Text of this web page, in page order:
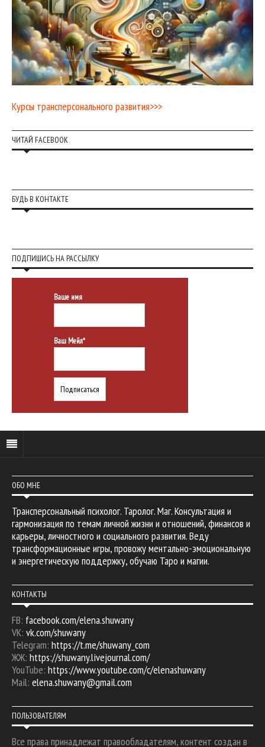
Курсы трансперсонального развития>>>
ЧИТАЙ FACEBOOK
БУДЬ В КОНТАКТЕ
ПОДПИШИСЬ НА РАССЫЛКУ
Ваше имя
Ваш Мейл*
ОБО МНЕ
Трансперсональный психолог. Таролог. Маг. Консультация и
гармонизация по темам личной жизни и отношений, финансов и
карьеры, личностного и социального развития. Веду
трансформационные игры, провожу ментально-эмоциональную
и энергетическую поддержку, обучаю Таро и магии.
КОНТАКТЫ
FB: facebook.com/elena.shuwany
VK: vk.com/shuwany
Telegram: https://t.me/shuwany_com
ЖЖ: https://shuwany.livejournal.com/
YouTube: https://www.youtube.com/c/elenashuwany
Mail: elena.shuwany@gmail.com
ПОЛЬЗОВАТЕЛЯМ
Все права принадлежат правообладателям, контент создан в